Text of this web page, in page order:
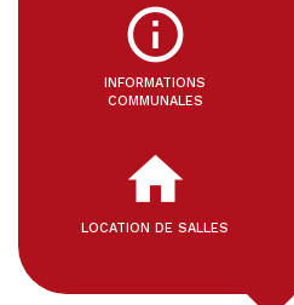
info_outline
INFORMATIONS
COMMUNALES
home
LOCATION DE SALLES